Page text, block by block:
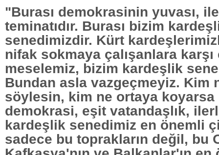
"Burası demokrasinin yuvası,
teminatıdır. Burası bizim
senedimizdir. Kürt
nifak sokmaya çalışanlara
meselemiz, bizim kardeşlik
Bundan asla vazgeçmeyiz. Kim
söylesin, kim ne ortaya koyarsa
demokrasi, eşit vatandaşlık,
kardeşlik senedimiz en önemli
sadece bu toprakların değil, bu